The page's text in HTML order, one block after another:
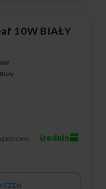
10W BIAŁY
Biały
średnio